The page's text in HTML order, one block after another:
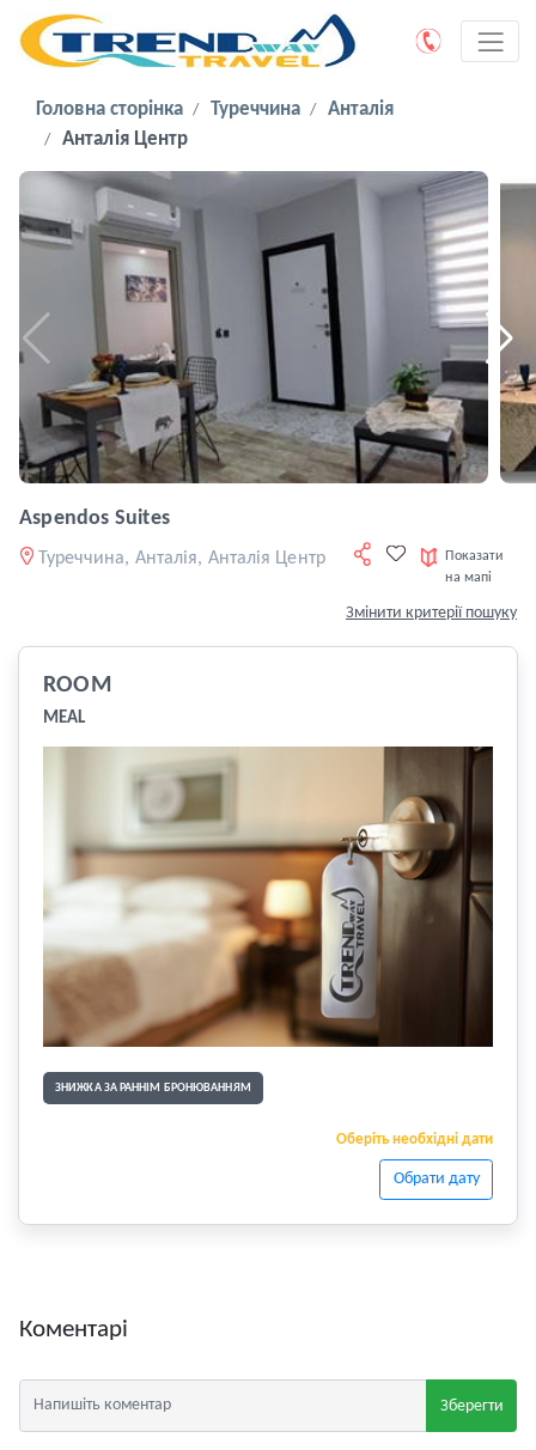
Головна сторінка Туреччина
Анталія
Анталія Центр
Aspendos Suites
Туреччина, Анталія, Анталія Центр
Показати
на мапі
Змінити критерії пошуку
ROOM
MEAL
ЗНИЖКА ЗА РАННІМ БРОНЮВАННЯМ
Оберіть необхідні дати
Обрати дату
Коментарі
Зберегти